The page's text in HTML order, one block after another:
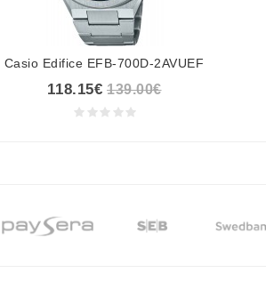
Casio Edifice EFB-700D-2AVUEF
118.15€ 139.00€